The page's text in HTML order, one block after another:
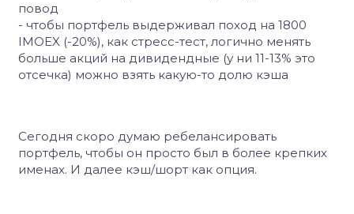
повод
- чтобы портфель выдерживал поход на 1800
IMOEX (-20%), как стресс-тест, логично менять
больше акций на дивидендные (у ни 11-13% это
отсечка) можно взять какую-то долю кэша
Сегодня скоро думаю ребелансировать
портфель, чтобы он просто был в более крепких
именах. И далее кэш/шорт как опция.